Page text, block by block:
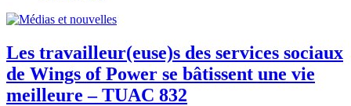
Les travailleur(euse)s des services sociaux
de Wings of Power se bâtissent une vie
meilleure – TUAC 832